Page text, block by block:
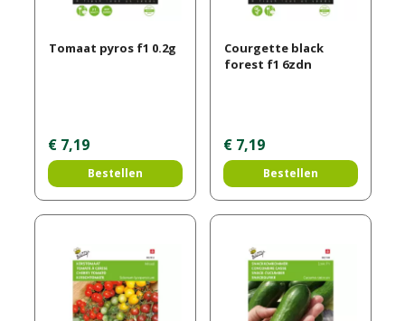
Tomaat pyros f1 0.2g
€ 7,19
Bestellen
Courgette black
forest f1 6zdn
€ 7,19
Bestellen